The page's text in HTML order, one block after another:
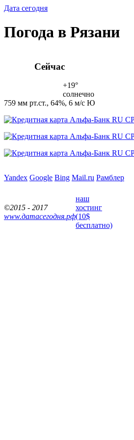
Дата сегодня
Погода в Рязани
Сейчас
+19°
солнечно
759 мм рт.ст., 64%, 6 м/с Ю
Yandex Google Bing Mail.ru Рамблер
©2015 - 2017
www.датасегодня.рф
наш
хостинг
(10$
бесплатно)